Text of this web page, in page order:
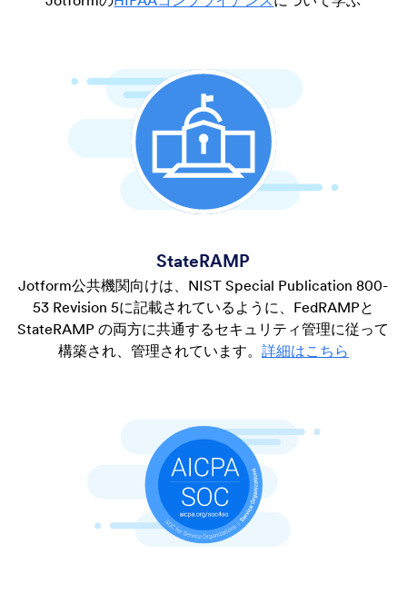
StateRAMP
Jotform公共機関向けは、NIST Special Publication 800-
53 Revision 5に記載されているように、FedRAMPと
StateRAMP の両方に共通するセキュリティ管理に従って
構築され、管理されています。 詳細はこちら